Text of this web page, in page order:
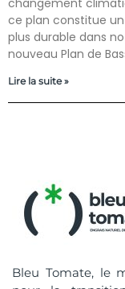
changement
ce plan constitue
plus durable dans
nouveau Plan de
Lire la suite »
Bleu Tomate, le